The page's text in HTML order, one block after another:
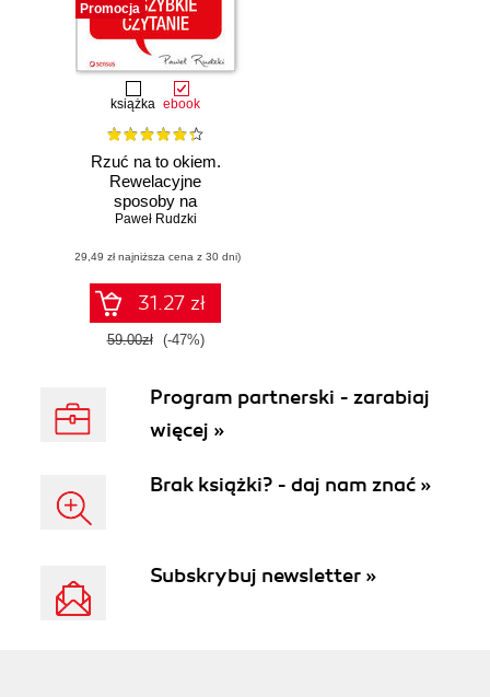
Promocja
książka ebook
Rzuć na to okiem.
Rewelacyjne
sposoby na
szybkie czytanie.
Paweł Rudzki
(29,49 zł najniższa cena z 30 dni)
31.27 zł
59.00zł (-47%)
Program partnerski - zarabiaj
więcej »
Brak książki? - daj nam znać »
Subskrybuj newsletter »